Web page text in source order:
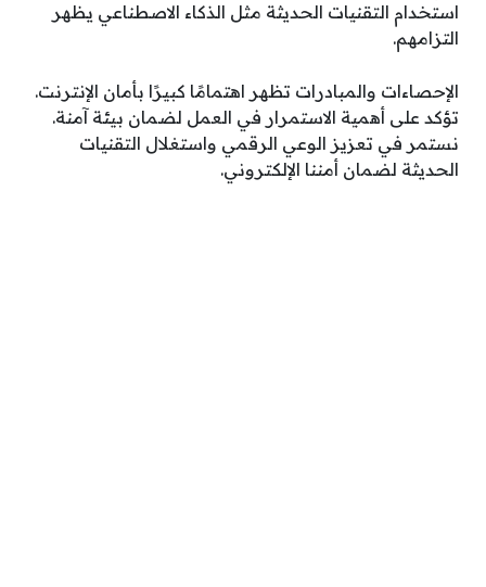
استخدام التقنيات الحديثة مثل الذكاء الاصطناعي يظهر
التزامهم.
الإحصاءات والمبادرات تظهر اهتمامًا كبيرًا بأمان الإنترنت.
تؤكد على أهمية الاستمرار في العمل لضمان بيئة آمنة.
نستمر في تعزيز الوعي الرقمي واستغلال التقنيات
الحديثة لضمان أمننا الإلكتروني.